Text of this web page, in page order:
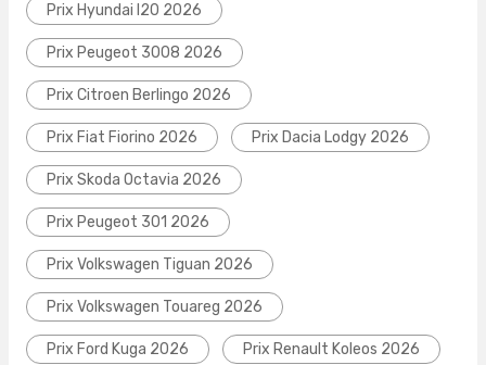
Prix Hyundai I20 2026
Prix Peugeot 3008 2026
Prix Citroen Berlingo 2026
Prix Fiat Fiorino 2026 Prix Dacia Lodgy 2026
Prix Skoda Octavia 2026
Prix Peugeot 301 2026
Prix Volkswagen Tiguan 2026
Prix Volkswagen Touareg 2026
Prix Ford Kuga 2026 Prix Renault Koleos 2026